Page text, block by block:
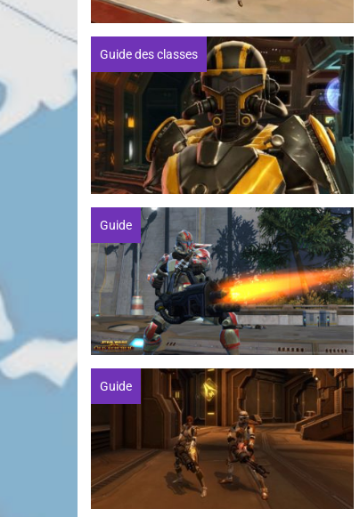
Guide des classes
Guide
Guide